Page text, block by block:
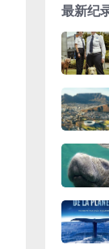
最新纪